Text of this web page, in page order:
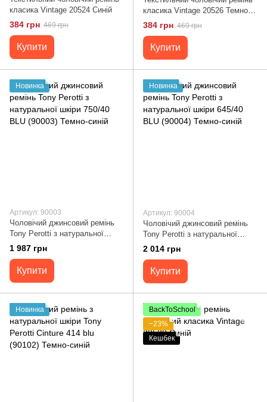
класика Vintage 20524 Синій
384 грн 469 грн
Купити
класика Vintage 20526 Темно-
синій
384 грн 469 грн
Купити
Новинка
Артикул: 90003
Чоловічий джинсовий ремінь
Tony Perotti з натуральної
шкіри 750/40 BLU (90003)
Темно-синій
1 987 грн
Купити
Новинка
Артикул: 90004
Чоловічий джинсовий ремінь
Tony Perotti з натуральної
шкіри 645/40 BLU (90004)
Темно-синій
2 014 грн
Купити
Новинка
BackToSchool
−23%
Кешбек